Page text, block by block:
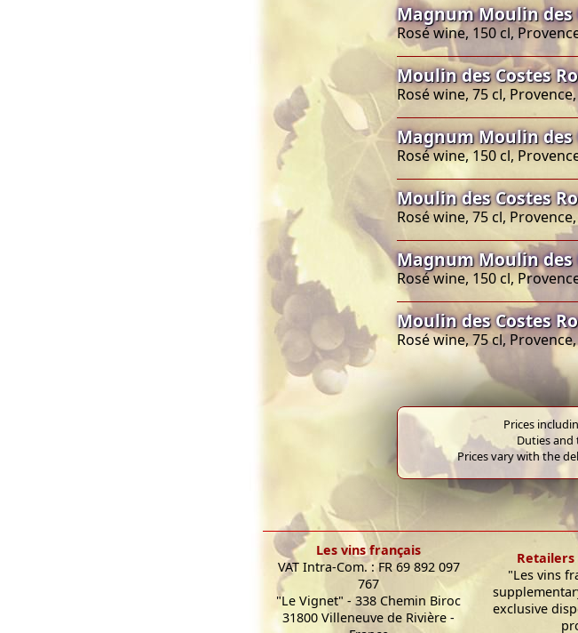
Magnum Moulin des
Rosé wine, 150 cl,
Moulin des Costes
Rosé wine, 75 cl,
Magnum Moulin des
Rosé wine, 150 cl,
Moulin des Costes
Rosé wine, 75 cl,
Magnum Moulin des
Rosé wine, 150 cl,
Moulin des Costes
Rosé wine, 75 cl,
Prices
Duties
Prices vary with the
Les vins français
VAT Intra-Com. : FR 69 892 097
767
"Le Vignet" - 338 Chemin Biroc
31800 Villeneuve de Rivière -
Retailers
"Les vins
exclusive